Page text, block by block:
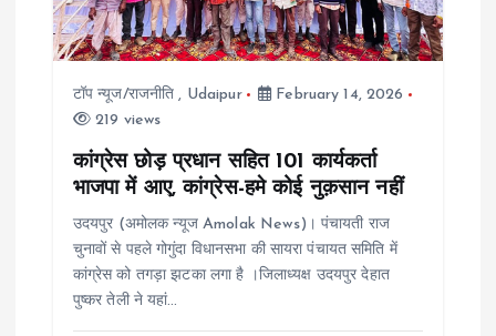
टॉप न्यूज/राजनीति , Udaipur
February 14, 2026
219 views
कांग्रेस छोड़ प्रधान सहित 101 कार्यकर्ता
भाजपा में आए, कांग्रेस-हमे कोई नुक़सान नहीं
उदयपुर (अमोलक न्यूज Amolak News)। पंचायती राज
चुनावों से पहले गोगुंदा विधानसभा की सायरा पंचायत समिति में
कांग्रेस को तगड़ा झटका लगा है ।जिलाध्यक्ष उदयपुर देहात
पुष्कर तेली ने यहां…